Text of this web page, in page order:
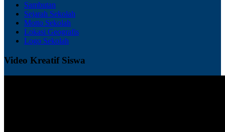
Sambutan
Sejarah Sekolah
Motto Sekolah
Lokasi Geografis
Logo Sekolah
Video Kreatif Siswa